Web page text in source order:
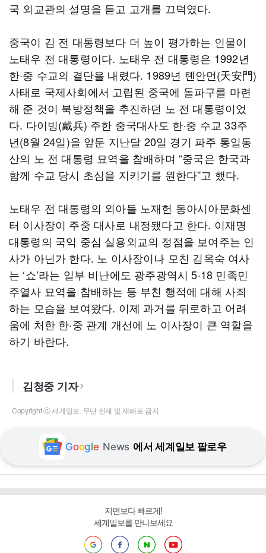
국 외교관의 설명을 듣고 고개를 끄덕였다.
중국이 김 전 대통령보다 더 높이 평가하는 인물이
노태우 전 대통령이다. 노태우 전 대통령은 1992년
한·중 수교의 결단을 내렸다. 1989년 톈안먼(天安門)
사태로 국제사회에서 고립된 중국에 돌파구를 마련
해 준 것이 북방정책을 추진하던 노 전 대통령이었
다. 다이빙(戴兵) 주한 중국대사도 한·중 수교 33주
년(8월 24일)을 앞둔 지난달 20일 경기 파주 통일동
산의 노 전 대통령 묘역을 참배하며 “중국은 한국과
함께 수교 당시 초심을 지키기를 원한다”고 했다.
노태우 전 대통령의 외아들 노재헌 동아시아문화센
터 이사장이 주중 대사로 내정됐다고 한다. 이재명
대통령의 국익 중심 실용외교의 정점을 보여주는 인
사가 아닌가 한다. 노 이사장이나 모친 김옥숙 여사
는 ‘쇼’라는 일부 비난에도 광주광역시 5·18 민족민
주열사 묘역을 참배하는 등 부친 행적에 대해 사죄
하는 모습을 보여왔다. 이제 과거를 뒤로하고 어려
움에 처한 한·중 관계 개선에 노 이사장이 큰 역할을
하기 바란다.
김청중 기자
Copyright ⓒ 세계일보. 무단 전재 및 재배포 금지
Google News 에서 세계일보 팔로우
지면보다 빠르게!
세계일보를 만나보세요